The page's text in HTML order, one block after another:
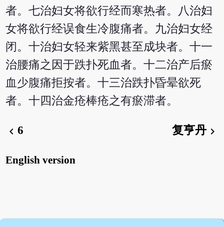
者。七治妇女将欲行经而寒热者。八治妇
女将欲行经误食生冷腹痛者。九治妇女经
闭。十治妇女轻来紫黑甚至成块者。十一
治腰痛之因于跌扑死血者。十二治产后瘀
血少腹痛拒按者。十三治跌扑昏晕欲死
者。十四治金疮棒疮之有瘀滞者。
chevron_left6 复亨丹chevron_right
English version